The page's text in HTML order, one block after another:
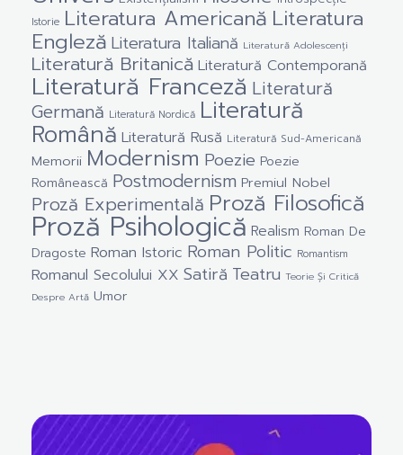
Istorie Literatura Americană Literatura
Engleză Literatura Italiană Literatură Adolescenți
Literatură Britanică Literatură Contemporană
Literatură Franceză Literatură
Germană Literatură Nordică Literatură
Română Literatură Rusă Literatură Sud-Americană
Memorii Modernism Poezie Poezie
Românească Postmodernism Premiul Nobel
Proză Experimentală Proză Filosofică
Proză Psihologică Realism Roman De
Dragoste Roman Istoric Roman Politic Romantism
Romanul Secolului XX Satiră Teatru Teorie Și Critică
Despre Artă Umor